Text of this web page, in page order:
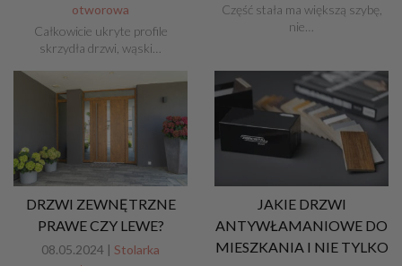
otworowa
Całkowicie ukryte profile
skrzydła drzwi, wąski…
Część stała ma większą szybę,
nie…
DRZWI ZEWNĘTRZNE
PRAWE CZY LEWE?
08.05.2024 | Stolarka
JAKIE DRZWI
ANTYWŁAMANIOWE DO
MIESZKANIA I NIE TYLKO